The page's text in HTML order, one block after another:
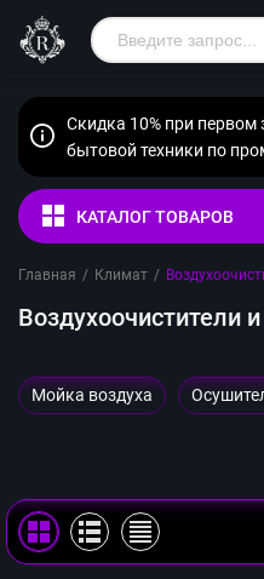
Скидка 10% при первом
бытовой техники по
КАТАЛОГ ТОВАРОВ
Главная / Климат /
Воздухоочистители
Мойка воздуха